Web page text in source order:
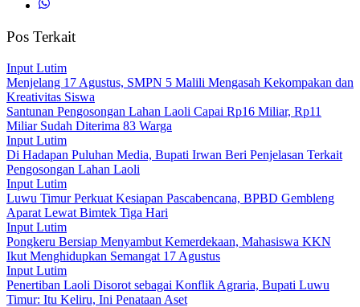
Pos Terkait
Input Lutim
Menjelang 17 Agustus, SMPN 5 Malili Mengasah Kekompakan dan
Kreativitas Siswa
Santunan Pengosongan Lahan Laoli Capai Rp16 Miliar, Rp11
Miliar Sudah Diterima 83 Warga
Input Lutim
Di Hadapan Puluhan Media, Bupati Irwan Beri Penjelasan Terkait
Pengosongan Lahan Laoli
Input Lutim
Luwu Timur Perkuat Kesiapan Pascabencana, BPBD Gembleng
Aparat Lewat Bimtek Tiga Hari
Input Lutim
Pongkeru Bersiap Menyambut Kemerdekaan, Mahasiswa KKN
Ikut Menghidupkan Semangat 17 Agustus
Input Lutim
Penertiban Laoli Disorot sebagai Konflik Agraria, Bupati Luwu
Timur: Itu Keliru, Ini Penataan Aset